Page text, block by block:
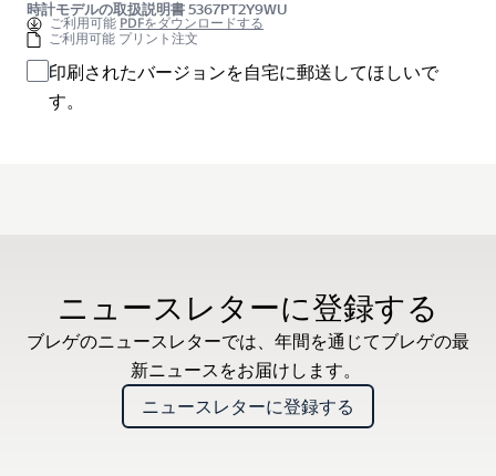
時計モデルの取扱説明書 5367PT2Y9WU
ご利用可能PDFをダウンロードする
ご利用可能 プリント注文
印刷されたバージョンを自宅に郵送してほしいで
す。
ニュースレターに登録する
ブレゲのニュースレターでは、年間を通じてブレゲの最
新ニュースをお届けします。
ニュースレターに登録する